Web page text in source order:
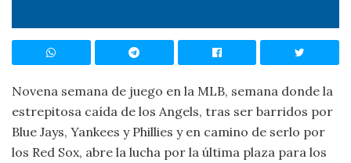
Novena semana de juego en la MLB, semana donde la
estrepitosa caída de los Angels, tras ser barridos por
Blue Jays, Yankees y Phillies y en camino de serlo por
los Red Sox, abre la lucha por la última plaza para los